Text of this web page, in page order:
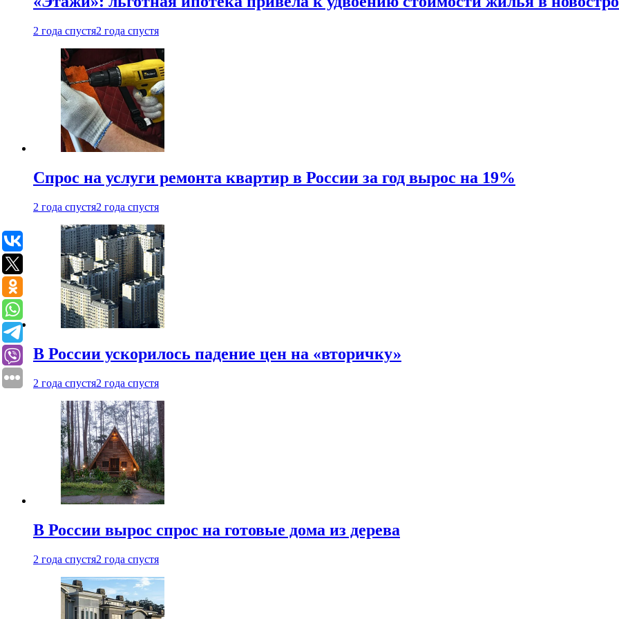
2 года спустя2 года спустя
Спрос на услуги ремонта квартир в России за год вырос на 19%
2 года спустя2 года спустя
В России ускорилось падение цен на «вторичку»
2 года спустя2 года спустя
В России вырос спрос на готовые дома из дерева
2 года спустя2 года спустя